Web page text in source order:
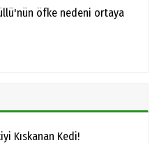
öfke nedeni ortaya
Kıskanan Kedi!